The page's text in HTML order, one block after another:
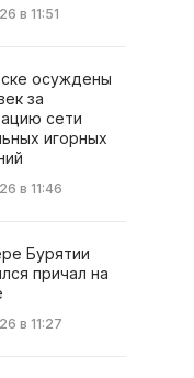
в 11:51
осуждены
за
сети
игорных
в 11:46
Бурятии
причал на
в 11:27